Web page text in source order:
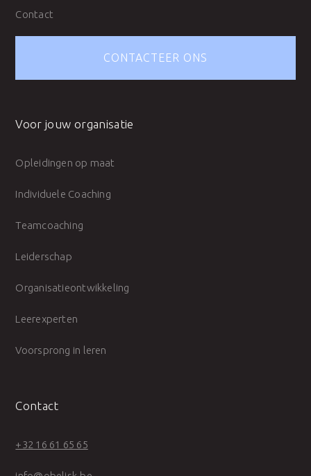
Contact
CONTACTEER ONS
Voor jouw organisatie
Opleidingen op maat
Individuele Coaching
Teamcoaching
Leiderschap
Organisatieontwikkeling
Leerexperten
Voorsprong in leren
Contact
+32 16 61 65 65